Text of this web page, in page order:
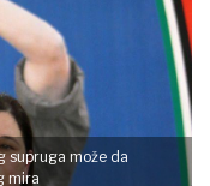
supruga može da
mira